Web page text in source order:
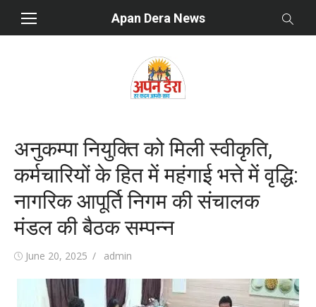
Apan Dera News
अनुकम्पा नियुक्ति को मिली स्वीकृति,
कर्मचारियों के हित में महंगाई भत्ते में वृद्धि:
नागरिक आपूर्ति निगम की संचालक
मंडल की बैठक सम्पन्न
Posted
June 20, 2025 Author
admin